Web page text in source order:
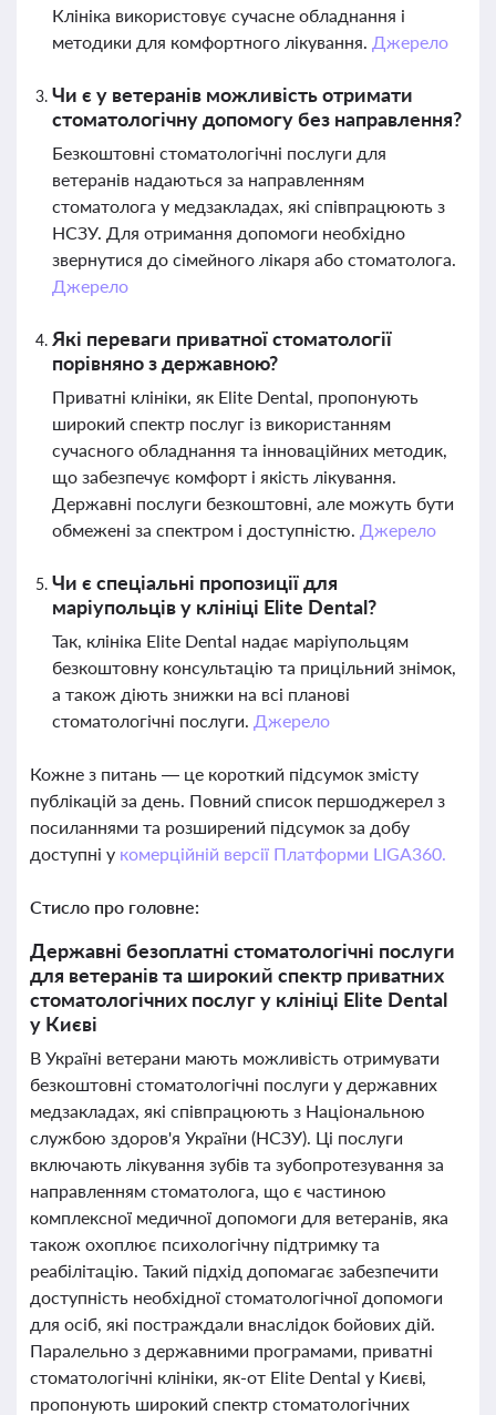
Клініка використовує сучасне обладнання і
методики для комфортного лікування. Джерело
Чи є у ветеранів можливість отримати
стоматологічну допомогу без направлення?
Безкоштовні стоматологічні послуги для
ветеранів надаються за направленням
стоматолога у медзакладах, які співпрацюють з
НСЗУ. Для отримання допомоги необхідно
звернутися до сімейного лікаря або стоматолога.
Джерело
Які переваги приватної стоматології
порівняно з державною?
Приватні клініки, як Elite Dental, пропонують
широкий спектр послуг із використанням
сучасного обладнання та інноваційних методик,
що забезпечує комфорт і якість лікування.
Державні послуги безкоштовні, але можуть бути
обмежені за спектром і доступністю. Джерело
Чи є спеціальні пропозиції для
маріупольців у клініці Elite Dental?
Так, клініка Elite Dental надає маріупольцям
безкоштовну консультацію та прицільний знімок,
а також діють знижки на всі планові
стоматологічні послуги. Джерело
Кожне з питань — це короткий підсумок змісту
публікацій за день. Повний список першоджерел з
посиланнями та розширений підсумок за добу
доступні у комерційній версії Платформи LIGA360.
Стисло про головне:
Державні безоплатні стоматологічні послуги
для ветеранів та широкий спектр приватних
стоматологічних послуг у клініці Elite Dental
у Києві
В Україні ветерани мають можливість отримувати
безкоштовні стоматологічні послуги у державних
медзакладах, які співпрацюють з Національною
службою здоров'я України (НСЗУ). Ці послуги
включають лікування зубів та зубопротезування за
направленням стоматолога, що є частиною
комплексної медичної допомоги для ветеранів, яка
також охоплює психологічну підтримку та
реабілітацію. Такий підхід допомагає забезпечити
доступність необхідної стоматологічної допомоги
для осіб, які постраждали внаслідок бойових дій.
Паралельно з державними програмами, приватні
стоматологічні клініки, як-от Elite Dental у Києві,
пропонують широкий спектр стоматологічних